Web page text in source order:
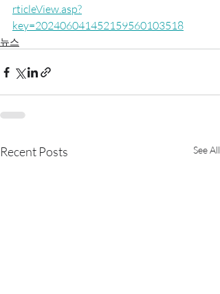
rticleView.asp?
key=202406041452159560103518
뉴스
Recent Posts See All